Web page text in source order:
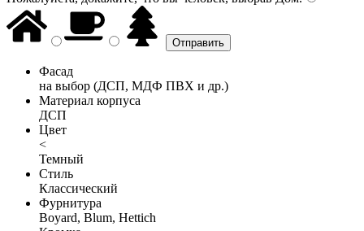
Фасад
на выбор (ДСП, МДФ ПВХ и др.)
Материал корпуса
ДСП
Цвет
<
Темный
Стиль
Классический
Фурнитура
Boyard, Blum, Hettich